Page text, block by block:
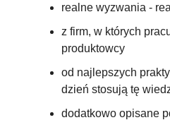
realne wyzwania -
z firm, w których
produktowcy
od najlepszych
dzień stosują tę
dodatkowo opisane